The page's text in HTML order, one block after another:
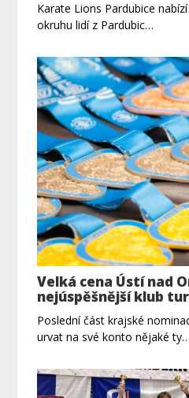
Karate Lions Pardubice
okruhu lidí z Pardubic…
Velká cena Ústí nad
nejúspěšnější klub
Poslední část krajské
urvat na své konto nějaké ty…